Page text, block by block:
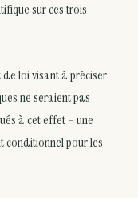
sur ces trois
loi visant à préciser
ne seraient pas
à cet effet – une
conditionnel pour les